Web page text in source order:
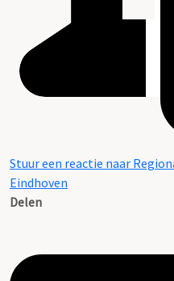
Stuur een reactie naar
Eindhoven
Delen